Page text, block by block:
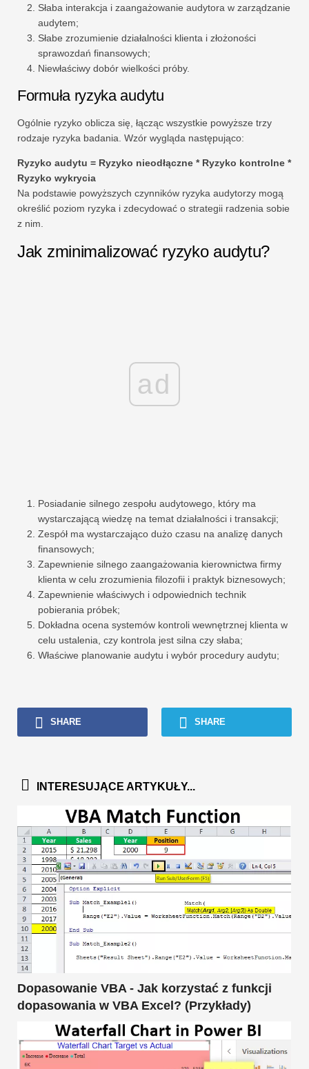
Słaba interakcja i zaangażowanie audytora w zarządzanie
audytem;
Słabe zrozumienie działalności klienta i złożoności
sprawozdań finansowych;
Niewłaściwy dobór wielkości próby.
Formuła ryzyka audytu
Ogólnie ryzyko oblicza się, łącząc wszystkie powyższe trzy
rodzaje ryzyka badania. Wzór wygląda następująco:
Ryzyko audytu = Ryzyko nieodłączne * Ryzyko kontrolne *
Ryzyko wykrycia
Na podstawie powyższych czynników ryzyka audytorzy mogą
określić poziom ryzyka i zdecydować o strategii radzenia sobie
z nim.
Jak zminimalizować ryzyko audytu?
ad
Posiadanie silnego zespołu audytowego, który ma
wystarczającą wiedzę na temat działalności i transakcji;
Zespół ma wystarczająco dużo czasu na analizę danych
finansowych;
Zapewnienie silnego zaangażowania kierownictwa firmy
klienta w celu zrozumienia filozofii i praktyk biznesowych;
Zapewnienie właściwych i odpowiednich technik
pobierania próbek;
Dokładna ocena systemów kontroli wewnętrznej klienta w
celu ustalenia, czy kontrola jest silna czy słaba;
Właściwe planowanie audytu i wybór procedury audytu;
SHARE SHARE
INTERESUJĄCE ARTYKUŁY...
Dopasowanie VBA - Jak korzystać z funkcji
dopasowania w VBA Excel? (Przykłady)